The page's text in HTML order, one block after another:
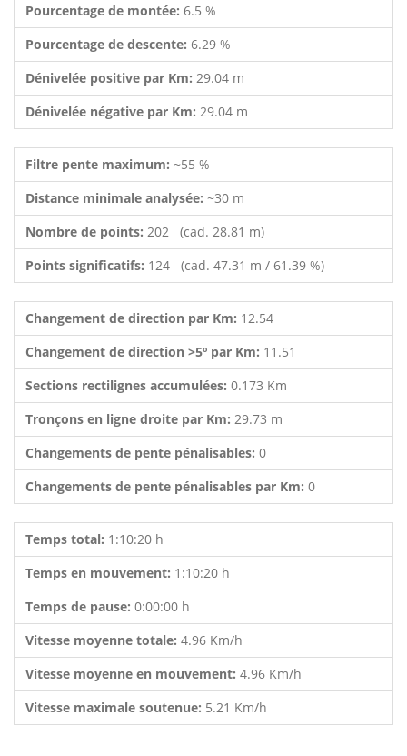
Pourcentage de montée: 6.5 %
Pourcentage de descente: 6.29 %
Dénivelée positive par Km: 29.04 m
Dénivelée négative par Km: 29.04 m
Filtre pente maximum: ~55 %
Distance minimale analysée: ~30 m
Nombre de points: 202 (cad. 28.81 m)
Points significatifs: 124 (cad. 47.31 m / 61.39 %)
Changement de direction par Km: 12.54
Changement de direction >5º par Km: 11.51
Sections rectilignes accumulées: 0.173 Km
Tronçons en ligne droite par Km: 29.73 m
Changements de pente pénalisables: 0
Changements de pente pénalisables par Km: 0
Temps total: 1:10:20 h
Temps en mouvement: 1:10:20 h
Temps de pause: 0:00:00 h
Vitesse moyenne totale: 4.96 Km/h
Vitesse moyenne en mouvement: 4.96 Km/h
Vitesse maximale soutenue: 5.21 Km/h